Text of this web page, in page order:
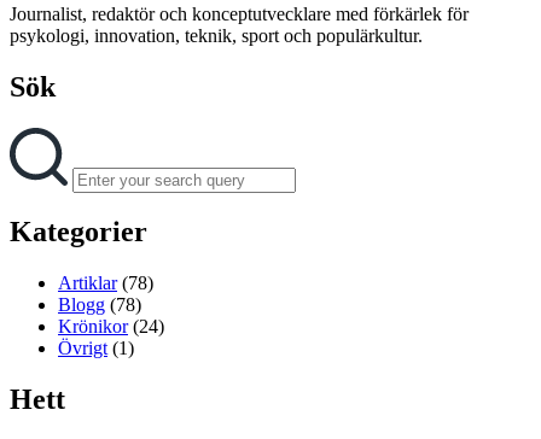
Journalist, redaktör och konceptutvecklare med förkärlek för
psykologi, innovation, teknik, sport och populärkultur.
Sök
Search
for:
Kategorier
Artiklar(78)
Blogg (78)
Krönikor(24)
Övrigt (1)
Hett